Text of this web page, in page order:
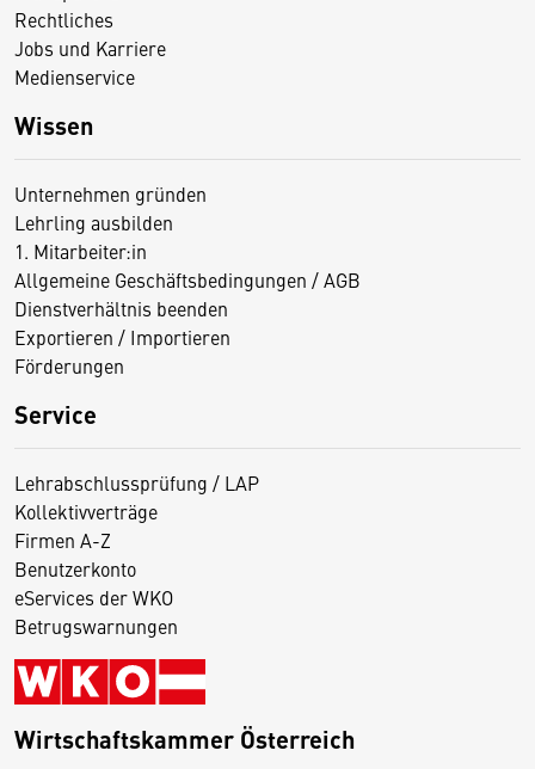
Rechtliches
Jobs und Karriere
Medienservice
Wissen
Unternehmen gründen
Lehrling ausbilden
1. Mitarbeiter:in
Allgemeine Geschäftsbedingungen / AGB
Dienstverhältnis beenden
Exportieren / Importieren
Förderungen
Service
Lehrabschlussprüfung / LAP
Kollektivverträge
Firmen A-Z
Benutzerkonto
eServices der WKO
Betrugswarnungen
Wirtschaftskammer Österreich